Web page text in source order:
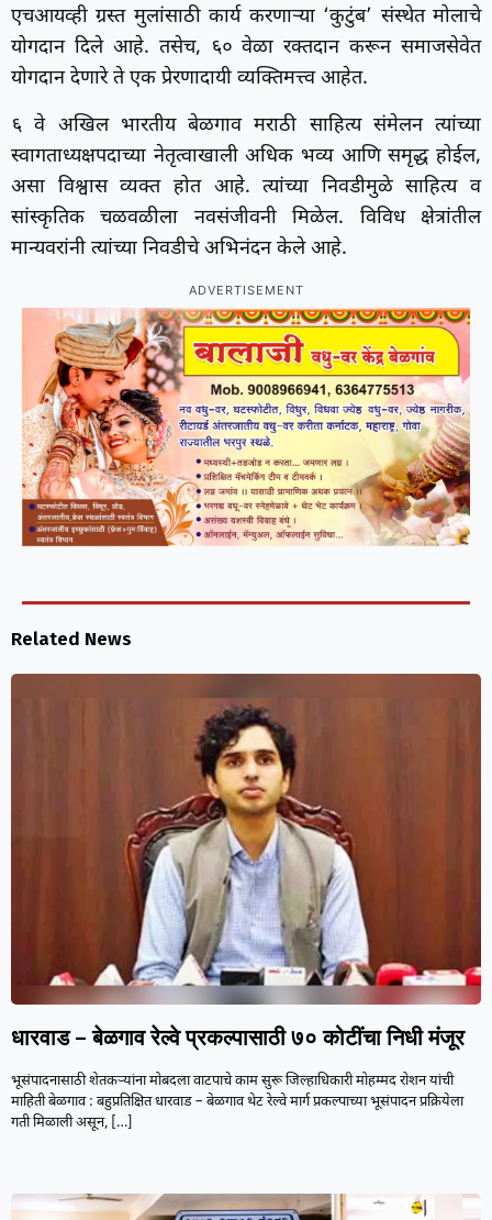
एचआयव्ही ग्रस्त मुलांसाठी कार्य करणाऱ्या ‘कुटुंब’ संस्थेत मोलाचे
योगदान दिले आहे. तसेच, ६० वेळा रक्तदान करून समाजसेवेत
योगदान देणारे ते एक प्रेरणादायी व्यक्तिमत्त्व आहेत.
६ वे अखिल भारतीय बेळगाव मराठी साहित्य संमेलन त्यांच्या
स्वागताध्यक्षपदाच्या नेतृत्वाखाली अधिक भव्य आणि समृद्ध होईल,
असा विश्वास व्यक्त होत आहे. त्यांच्या निवडीमुळे साहित्य व
सांस्कृतिक चळवळीला नवसंजीवनी मिळेल. विविध क्षेत्रांतील
मान्यवरांनी त्यांच्या निवडीचे अभिनंदन केले आहे.
ADVERTISEMENT
Related News
धारवाड – बेळगाव रेल्वे प्रकल्पासाठी ७० कोटींचा निधी मंजूर
भूसंपादनासाठी शेतकऱ्यांना मोबदला वाटपाचे काम सुरू जिल्हाधिकारी मोहम्मद रोशन यांची
माहिती बेळगाव : बहुप्रतिक्षित धारवाड – बेळगाव थेट रेल्वे मार्ग प्रकल्पाच्या भूसंपादन प्रक्रियेला
गती मिळाली असून, […]